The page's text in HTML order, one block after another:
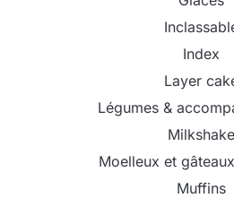
Index
Layer
Légumes &
Milkshake
Moelleux et
Muffins